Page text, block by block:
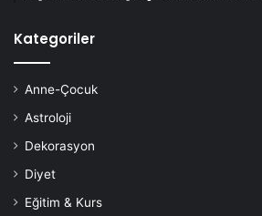
Kategoriler
Anne-Çocuk
Astroloji
Dekorasyon
Diyet
Eğitim & Kurs